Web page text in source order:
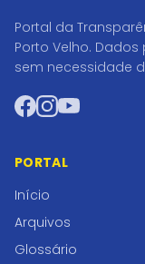
Portal da
Porto Velho.
sem necessidade
Facebook
Instagram
YouTube
PORTAL
Início
Arquivos
Glossário